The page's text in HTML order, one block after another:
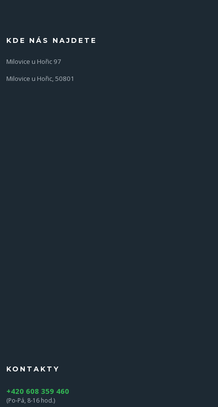
KDE NÁS NAJDETE
Milovice u Hořic 97
Milovice u Hořic, 50801
KONTAKTY
+420 608 359 460
(Po-Pá, 8-16 hod.)